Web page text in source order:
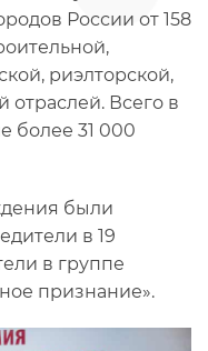
России от 158
риэлторской,
отраслей. Всего в
более 31 000
были
в 19
в группе
признание».